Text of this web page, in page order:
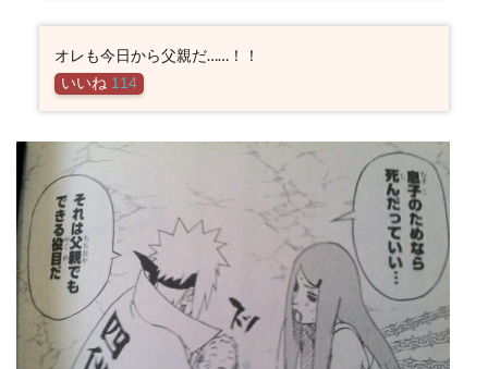
オレも今日から父親だ……！！
いいね 114